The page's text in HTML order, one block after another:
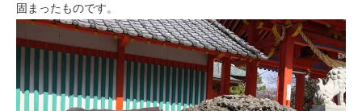
固まったものです。